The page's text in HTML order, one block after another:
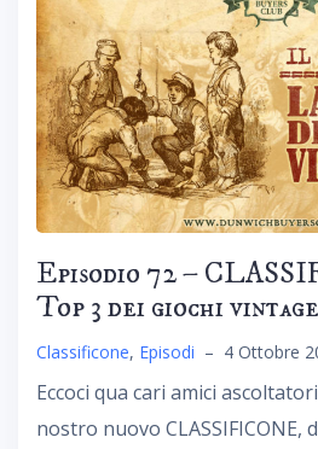
Episodio 72 –
Top 3 dei giochi
Classificone, Episodi – 4 Ottobre
Eccoci qua cari amici
nostro nuovo CLASSIFICONE,